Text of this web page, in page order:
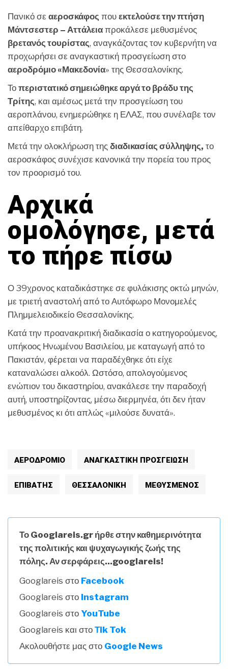
Πανικό σε αεροσκάφος που εκτελούσε την πτήση
Μάντσεστερ – Αττάλεια προκάλεσε μεθυσμένος
βρετανός τουρίστας, αναγκάζοντας τον κυβερνήτη να
προχωρήσει σε αναγκαστική προσγείωση στο
αεροδρόμιο «Μακεδονία» της Θεσσαλονίκης.
Το περιστατικό σημειώθηκε αργά το βράδυ της
Τρίτης, και αμέσως μετά την προσγείωση του
αεροπλάνου, ενημερώθηκε η ΕΛΑΣ, που συνέλαβε τον
απείθαρχο επιβάτη.
Μετά την ολοκλήρωση της διαδικασίας σύλληψης, το
αεροσκάφος συνέχισε κανονικά την πορεία του προς
τον προορισμό του.
Αρχικά
ομολόγησε, μετά
το πήρε πίσω
Ο 39χρονος καταδικάστηκε σε φυλάκισης οκτώ μηνών,
με τριετή αναστολή από το Αυτόφωρο Μονομελές
Πλημμελειοδικείο Θεσσαλονίκης.
Κατά την προανακριτική διαδικασία ο κατηγορούμενος,
υπήκοος Ηνωμένου Βασιλείου, με καταγωγή από το
Πακιστάν, φέρεται να παραδέχθηκε ότι είχε
καταναλώσει αλκοόλ. Ωστόσο, απολογούμενος
ενώπιον του δικαστηρίου, ανακάλεσε την παραδοχή
αυτή, υποστηρίζοντας, μέσω διερμηνέα, ότι δεν ήταν
μεθυσμένος κι ότι απλώς «μιλούσε δυνατά».
ΑΕΡΟΔΡΟΜΙΟ ΑΝΑΓΚΑΣΤΙΚΗ ΠΡΟΣΓΕΙΩΣΗ
ΕΠΙΒΑΤΗΣ ΘΕΣΣΑΛΟΝΙΚΗ ΜΕΘΥΣΜΕΝΟΣ
Το Googlareis.gr ήρθε στην καθημερινότητα
της πολιτικής και ψυχαγωγικής ζωής της
πόλης. Αν σερφάρεις...googlareis!
Googlareis στο Facebook
Googlareis στο Instagram
Googlareis στο YouTube
Googlareis και στο Τik Tok
Ακολουθήστε μας στο Google News